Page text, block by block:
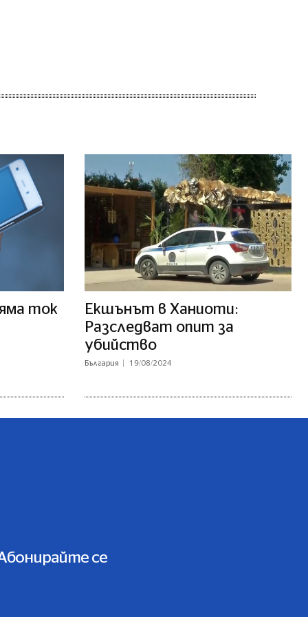
ток
Екшънът в Ханиоти:
Разследват опит за
убийство
България 19/08/2024
се